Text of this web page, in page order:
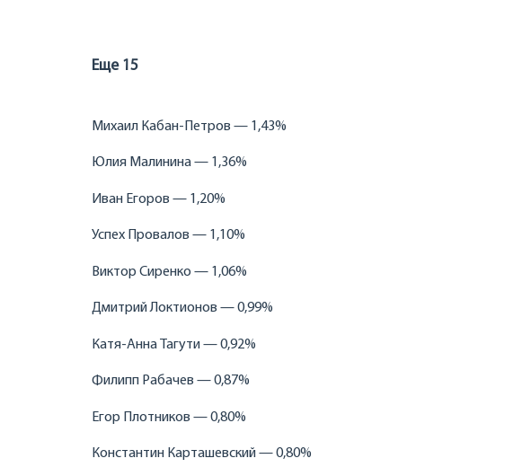
Еще 15
Михаил Кабан-Петров — 1,43%
Юлия Малинина — 1,36%
Иван Егоров — 1,20%
Успех Провалов — 1,10%
Виктор Сиренко — 1,06%
Дмитрий Локтионов — 0,99%
Катя-Анна Тагути — 0,92%
Филипп Рабачев — 0,87%
Егор Плотников — 0,80%
Константин Карташевский — 0,80%